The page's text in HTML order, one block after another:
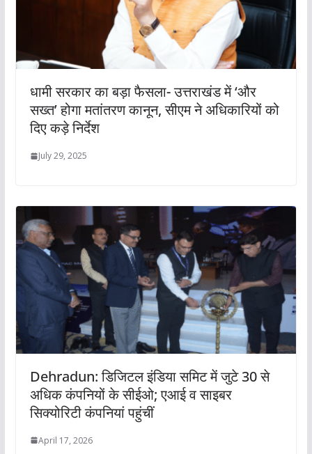
धामी सरकार का बड़ा फैसला- उत्तराखंड में ‘और
सख्त’ होगा मतांतरण कानून, सीएम ने अधिकारियों को
दिए कड़े निर्देश
July 29, 2025
Dehradun: डिजिटल इंडिया समिट में जुटे 30 से
अधिक कंपनियों के सीईओ; एआई व साइबर
सिक्योरिटी कंपनियां पहुंचीं
April 17, 2026